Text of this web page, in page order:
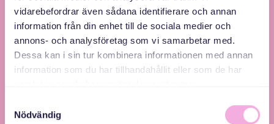
vidarebefordrar även sådana identifierare och annan
information från din enhet till de sociala medier och
annons- och analysföretag som vi samarbetar med.
Dessa kan i sin tur kombinera informationen med annan
information som du har tillhandahållit eller som de har
Nödvändig
Svenska med baby – Föräldraträffar för jämlikhet
och inkludering.